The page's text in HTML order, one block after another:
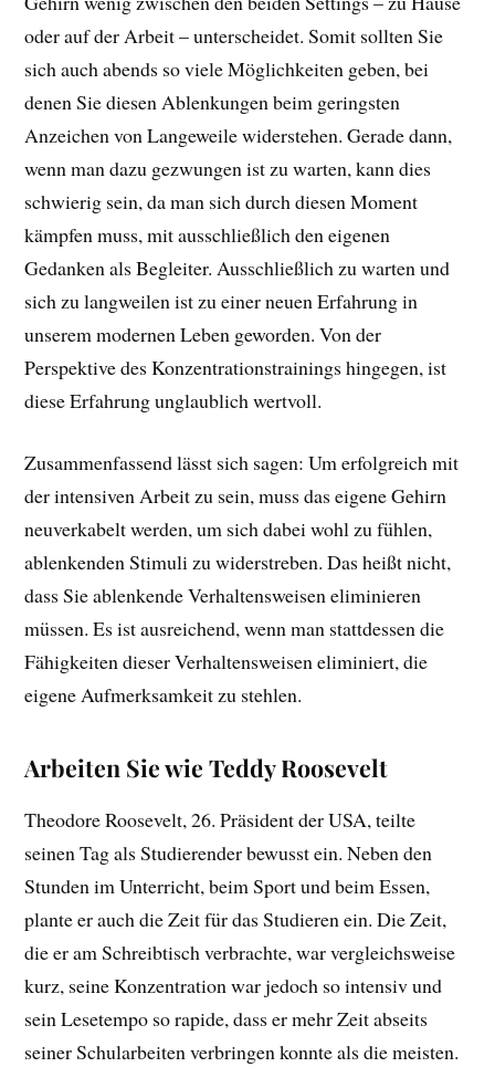
oder auf der Arbeit – unterscheidet. Somit sollten Sie
sich auch abends so viele Möglichkeiten geben, bei
denen Sie diesen Ablenkungen beim geringsten
Anzeichen von Langeweile widerstehen. Gerade dann,
wenn man dazu gezwungen ist zu warten, kann dies
schwierig sein, da man sich durch diesen Moment
kämpfen muss, mit ausschließlich den eigenen
Gedanken als Begleiter. Ausschließlich zu warten und
sich zu langweilen ist zu einer neuen Erfahrung in
unserem modernen Leben geworden. Von der
Perspektive des Konzentrationstrainings hingegen, ist
diese Erfahrung unglaublich wertvoll.
Zusammenfassend lässt sich sagen: Um erfolgreich mit
der intensiven Arbeit zu sein, muss das eigene Gehirn
neuverkabelt werden, um sich dabei wohl zu fühlen,
ablenkenden Stimuli zu widerstreben. Das heißt nicht,
dass Sie ablenkende Verhaltensweisen eliminieren
müssen. Es ist ausreichend, wenn man stattdessen die
Fähigkeiten dieser Verhaltensweisen eliminiert, die
eigene Aufmerksamkeit zu stehlen.
Arbeiten Sie wie Teddy Roosevelt
Theodore Roosevelt, 26. Präsident der USA, teilte
seinen Tag als Studierender bewusst ein. Neben den
Stunden im Unterricht, beim Sport und beim Essen,
plante er auch die Zeit für das Studieren ein. Die Zeit,
die er am Schreibtisch verbrachte, war vergleichsweise
kurz, seine Konzentration war jedoch so intensiv und
sein Lesetempo so rapide, dass er mehr Zeit abseits
seiner Schularbeiten verbringen konnte als die meisten.